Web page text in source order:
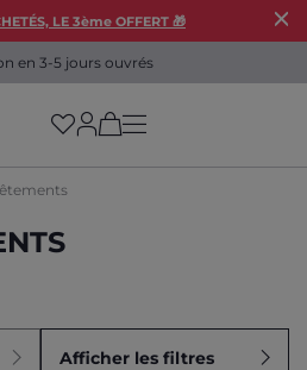
LE 3ème OFFERT 🎁
en 3-5 jours ouvrés
(has more options
Afficher les filtres